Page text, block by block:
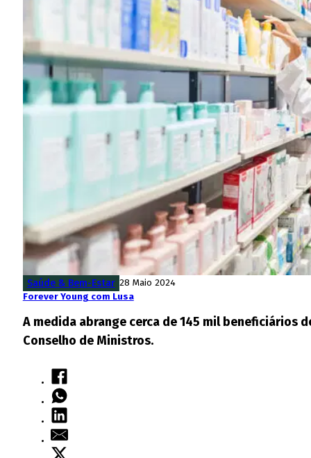
Saúde & Bem-Estar 28 Maio 2024
Forever Young com Lusa
A medida abrange cerca de 145 mil beneficiários
Conselho de Ministros.